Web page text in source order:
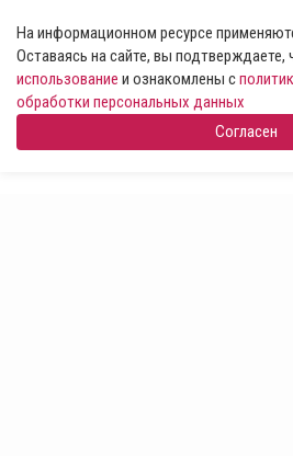
На информационном ресурсе
Оставаясь на сайте, вы подтверждаете,
использование и ознакомлены с
обработки персональных данных
Согласен